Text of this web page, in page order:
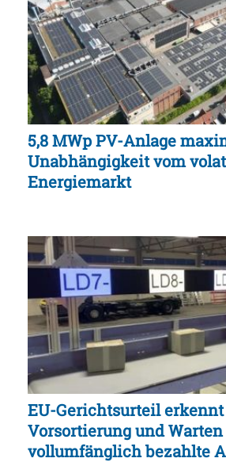
5,8 MWp PV-Anlage
Unabhängigkeit vom
Energiemarkt
EU-Gerichtsurteil erkennt
Vorsortierung und Warten
vollumfänglich bezahlte